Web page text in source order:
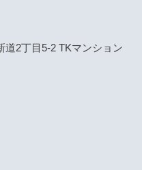
道2丁目5-2 TKマンション